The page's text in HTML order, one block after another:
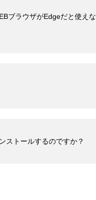
ブラウザがEdgeだと使えな
ストールするのですか？